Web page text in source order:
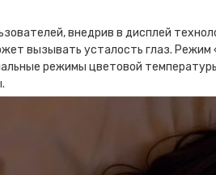
внедрив в дисплей
вызывать усталость глаз. Режим
режимы цветовой